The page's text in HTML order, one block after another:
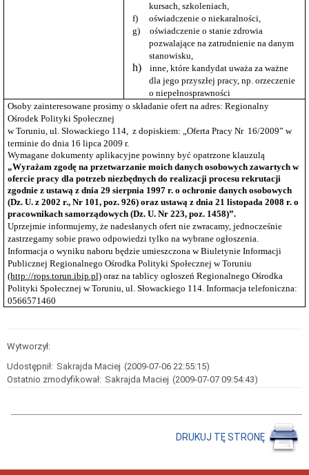
Pomorskiego
do
roku
2030
Sprawozdanie
z
konsultacji
społecznych
projektu
„Strategii
Polityki
Społecznej
Województwa
Kujawsko-
Pomorskiego
do
roku
2030”
"Strategii
Społecznej
Województwa
do
kursach, szkoleniach,
f)
oświadczenie o niekaralności,
g)
oświadczenie o stanie zdrowia
pozwalające na zatrudnienie na danym
stanowisku,
h)
inne, które kandydat uważa za ważne
dla jego przyszłej pracy, np.orzeczenie
o niepełnosprawności
Osoby zainteresowane prosimy o składanie ofert na adres: Regionalny
Ośrodek Polityki Społecznej
w Toruniu, ul. Słowackiego 114, z dopiskiem: „Oferta Pracy Nr 16/2009” w
terminie do dnia 16 lipca 2009 r.
Wymagane dokumenty aplikacyjne powinny być opatrzone klauzulą
„Wyrażam zgodę na przetwarzanie moich danych osobowych zawartych w
ofercie pracy dla potrzeb niezbędnych do realizacji procesu rekrutacji
zgodnie z ustawą z dnia 29 sierpnia 1997 r. o ochronie danych osobowych
(Dz. U. z 2002 r., Nr 101, poz. 926) oraz ustawą z dnia 21 listopada 2008 r. o
pracownikach samorządowych (Dz. U. Nr 223, poz. 1458)”.
Uprzejmie informujemy, że nadesłanych ofert nie zwracamy, jednocześnie
zastrzegamy sobie prawo odpowiedzi tylko na wybrane ogłoszenia.
Informacja o wyniku naboru będzie umieszczona w Biuletynie Informacji
Publicznej Regionalnego Ośrodka Polityki Społecznej w Toruniu
(http://rops.torun.ibip.pl)oraz na tablicy ogłoszeń Regionalnego Ośrodka
Polityki Społecznej w Toruniu, ul. Słowackiego 114. Informacja telefoniczna:
0566571460
Wytworzył:
Udostępnił: Sakrajda Maciej (2009-07-06 22:55:15)
Ostatnio zmodyfikował: Sakrajda Maciej (2009-07-07 09:54:43)
DRUKUJ TĘ STRONĘ